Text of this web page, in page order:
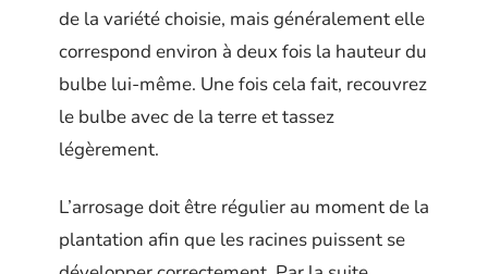
de la variété choisie, mais généralement elle
correspond environ à deux fois la hauteur du
bulbe lui-même. Une fois cela fait, recouvrez
le bulbe avec de la terre et tassez
légèrement.
L’arrosage doit être régulier au moment de la
plantation afin que les racines puissent se